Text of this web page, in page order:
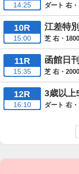
14:25 ダート 右
10R
15:00
江差特別
芝 右・
11R
15:35
函館日
芝 右・
12R
16:10
3歳以上
ダート 右